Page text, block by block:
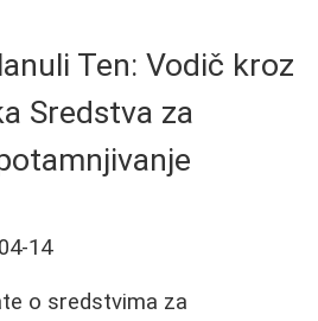
Ten: Vodič kroz
Sredstva za
14
o sredstvima za